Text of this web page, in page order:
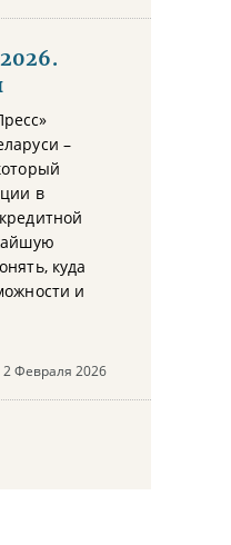
–
в
куда
и
2 Февраля 2026